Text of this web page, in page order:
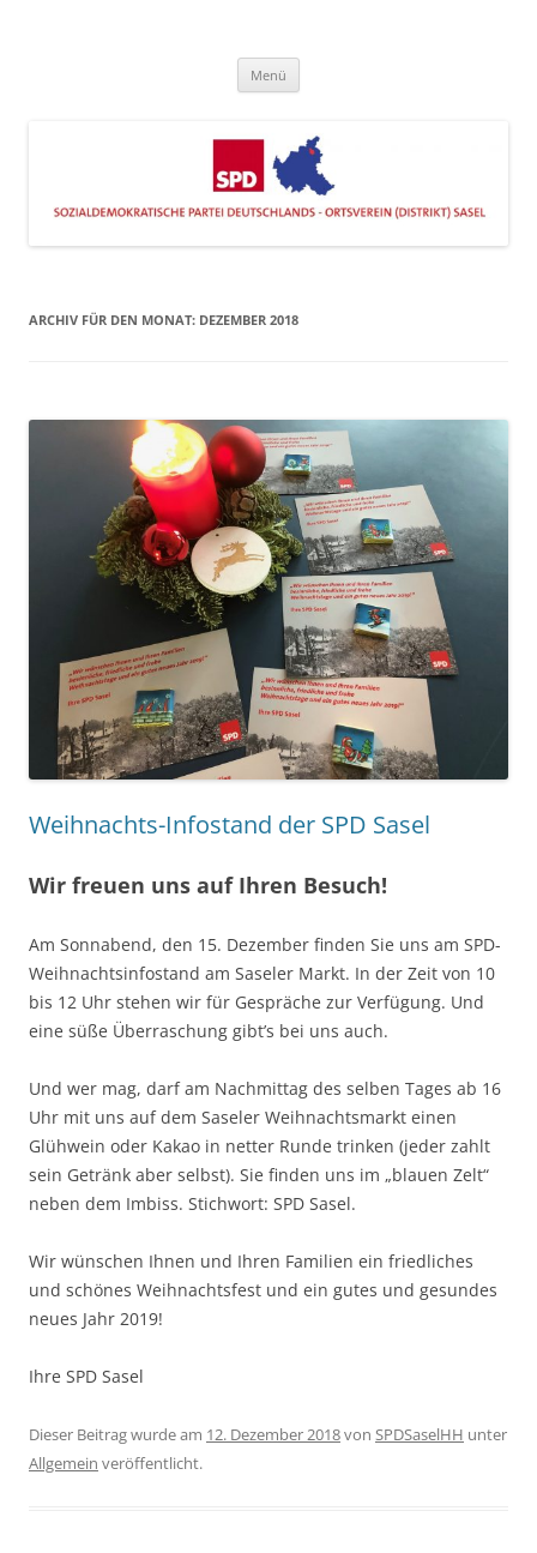
Menü
ARCHIV FÜR DEN MONAT: DEZEMBER 2018
Weihnachts-Infostand der SPD Sasel
Wir freuen uns auf Ihren Besuch!
Am Sonnabend, den 15. Dezember finden Sie uns am SPD-
Weihnachtsinfostand am Saseler Markt. In der Zeit von 10
bis 12 Uhr stehen wir für Gespräche zur Verfügung. Und
eine süße Überraschung gibt’s bei uns auch.
Und wer mag, darf am Nachmittag des selben Tages ab 16
Uhr mit uns auf dem Saseler Weihnachtsmarkt einen
Glühwein oder Kakao in netter Runde trinken (jeder zahlt
sein Getränk aber selbst). Sie finden uns im „blauen Zelt“
neben dem Imbiss. Stichwort: SPD Sasel.
Wir wünschen Ihnen und Ihren Familien ein friedliches
und schönes Weihnachtsfest und ein gutes und gesundes
neues Jahr 2019!
Ihre SPD Sasel
Dieser Beitrag wurde am 12. Dezember 2018von SPDSaselHH unter
Allgemein veröffentlicht.